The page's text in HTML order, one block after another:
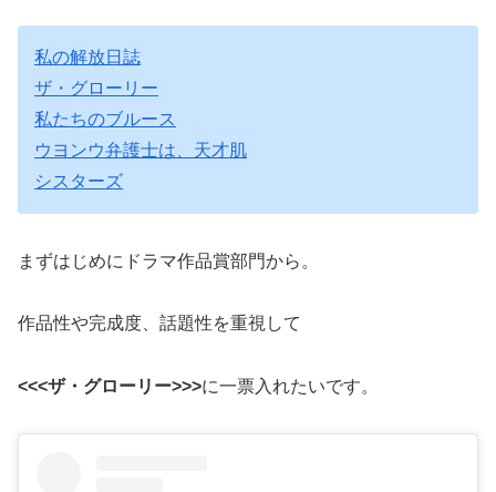
私の解放日誌
ザ・グローリー
私たちのブルース
ウヨンウ弁護士は、天才肌
シスターズ
まずはじめにドラマ作品賞部門から。
作品性や完成度、話題性を重視して
<<<ザ・グローリー>>>に一票入れたいです。